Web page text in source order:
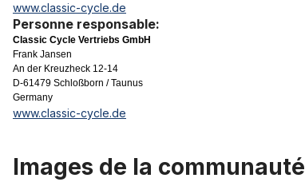
www.classic-cycle.de
Personne responsable:
Classic Cycle Vertriebs GmbH
Frank Jansen
An der Kreuzheck 12-14
D-61479 Schloßborn / Taunus
Germany
www.classic-cycle.de
Images de la communauté